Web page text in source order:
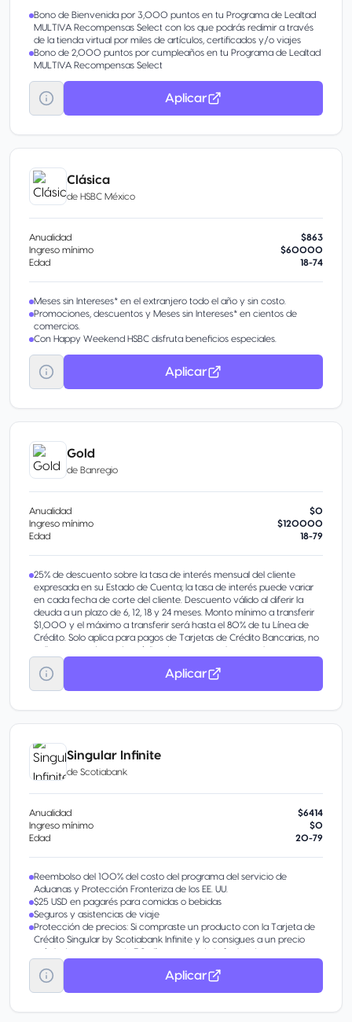
Bono de Bienvenida por 3,000 puntos en tu Programa de Lealtad
MULTIVA Recompensas Select con los que podrás redimir a través
de la tienda virtual por miles de artículos, certificados y/o viajes
Bono de 2,000 puntos por cumpleaños en tu Programa de Lealtad
MULTIVA Recompensas Select
Aplicar
Clásica
de HSBC México
Anualidad
$863
Ingreso mínimo
$60000
Edad
18-74
Meses sin Intereses* en el extranjero todo el año y sin costo.
Promociones, descuentos y Meses sin Intereses* en cientos de
comercios.
Con Happy Weekend HSBC disfruta beneficios especiales.
Aplicar
Gold
de Banregio
Anualidad
$0
Ingreso mínimo
$120000
Edad
18-79
25% de descuento sobre la tasa de interés mensual del cliente
expresada en su Estado de Cuenta; la tasa de interés puede variar
en cada fecha de corte del cliente. Descuento válido al diferir la
deuda a un plazo de 6, 12, 18 y 24 meses. Monto mínimo a transferir
$1,000 y el máximo a transferir será hasta el 80% de tu Línea de
Crédito. Solo aplica para pagos de Tarjetas de Crédito Bancarias, no
aplica para tarjetas de crédito departamentales, american express,
empresario o básica. La cuenta tiene que estar activa y al corriente.
Alertas a celular vía SMS de compras menores o iguales a $1,000
previa contratación, aplica comisión de $1.50 más IVA.
Limitado a un sólo diferimiento activo en tu línea de crédito,
consulta con tu asesor.
Aplicar
Singular Infinite
de Scotiabank
Anualidad
$6414
Ingreso mínimo
$0
Edad
20-79
Reembolso del 100% del costo del programa del servicio de
Aduanas y Protección Fronteriza de los EE. UU.
$25 USD en pagarés para comidas o bebidas
Seguros y asistencias de viaje
Protección de precios: Si compraste un producto con la Tarjeta de
Crédito Singular by Scotiabank Infinite y lo consigues a un precio
más bajo en menos de 30 días a partir de la fecha de compra,
recibe un rembolso de hasta $500 USD por artículo y hasta $4,000
USD por cuenta en 12 meses.
Protección de compra: Paga el 100% del costo de tus compras con
daño accidental o robo dentro de los 180 días de la compra, recibe
Aplicar